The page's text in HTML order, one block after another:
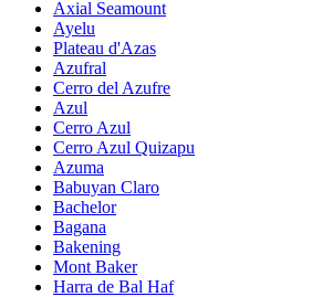
Axial Seamount
Ayelu
Plateau d'Azas
Azufral
Cerro del Azufre
Azul
Cerro Azul
Cerro Azul Quizapu
Azuma
Babuyan Claro
Bachelor
Bagana
Bakening
Mont Baker
Harra de Bal Haf